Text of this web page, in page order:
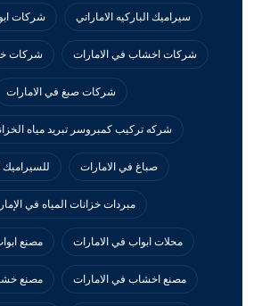
سيراميك الباركيه الاماراتي شركات
شركات اخشاب في الامارات شركات
شركات صبغ في الامارات
شركه تركيب كمبروسر تبريد مياه
صباغ في الامارات للسيراميك
مبردات خزانات المياه في
محلات ابواب في الامارات مصنع
مصنع اخشاب في الامارات مصنع